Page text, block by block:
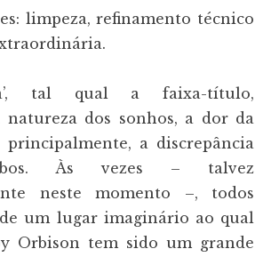
limpeza, refinamento técnico
tal qual a faixa-título,
natureza dos sonhos, a dor da
principalmente, a discrepância
Às vezes – talvez
neste momento –, todos
um lugar imaginário ao qual
Orbison tem sido um grande